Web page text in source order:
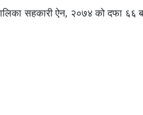
सहकारी ऐन, २०७४ को दफा ६६